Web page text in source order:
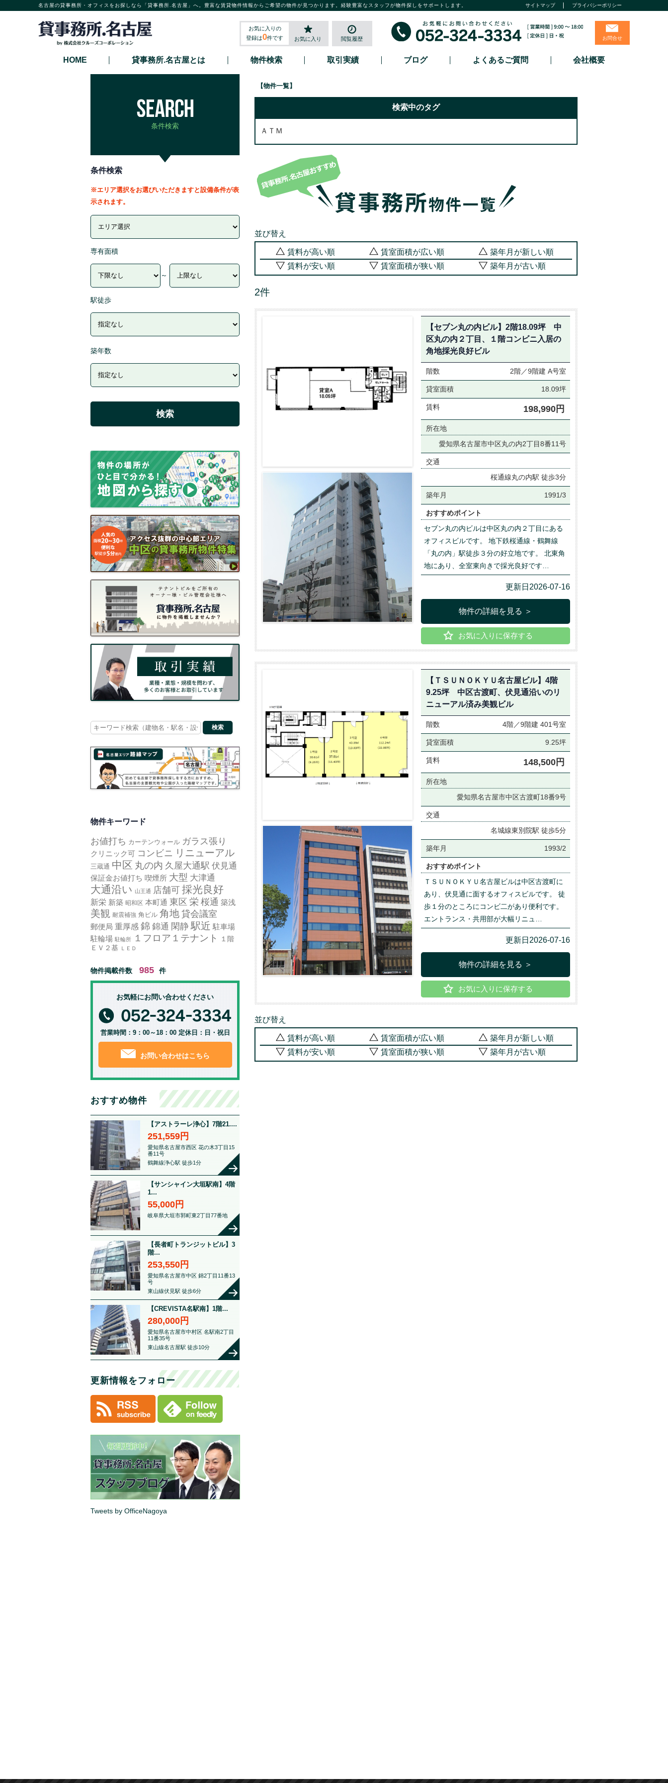
名古屋の貸事務所・オフィスをお探しなら「貸事務所.名古屋」へ。豊富な賃貸物件情報からご希望の物件が見つかります。経験豊富なスタッフが物件探しをサポートします。 サイトマップ プライバシーポリシー
お気に入りの
登録は0件です お気に入り 閲覧履歴 お問合せ
HOME 貸事務所.名古屋とは 物件検索 取引実績 ブログ よくあるご質問 会社概要
【物件一覧】
検索中のタグ
ＡＴＭ
並び替え
賃料が高い順
賃料が安い順
賃室面積が広い順
賃室面積が狭い順
築年月が新しい順
築年月が古い順
2件
【セブン丸の内ビル】2階18.09坪 中
区丸の内２丁目、１階コンビニ入居の
角地採光良好ビル
階数 2階／9階建 A号室
貸室面積 18.09坪
賃料 198,990円
所在地
愛知県名古屋市中区丸の内2丁目8番11号
交通
桜通線丸の内駅 徒歩3分
築年月 1991/3
おすすめポイント
セブン丸の内ビルは中区丸の内２丁目にある
オフィスビルです。 地下鉄桜通線・鶴舞線
「丸の内」駅徒歩３分の好立地です。 北東角
地にあり、全室東向きで採光良好です…
更新日2026-07-16
物件の詳細を見る ＞
お気に入りに保存する
【ＴＳＵＮＯＫＹＵ名古屋ビル】4階
9.25坪 中区古渡町、伏見通沿いのリ
ニューアル済み美観ビル
階数 4階／9階建 401号室
貸室面積 9.25坪
賃料 148,500円
所在地
愛知県名古屋市中区古渡町18番9号
交通
名城線東別院駅 徒歩5分
築年月 1993/2
おすすめポイント
ＴＳＵＮＯＫＹＵ名古屋ビルは中区古渡町に
あり、伏見通に面するオフィスビルです。 徒
歩１分のところにコンビ二があり便利です。
エントランス・共用部が大幅リニュ…
更新日2026-07-16
物件の詳細を見る ＞
お気に入りに保存する
並び替え
賃料が高い順
賃料が安い順
賃室面積が広い順
賃室面積が狭い順
築年月が新しい順
築年月が古い順
条件検索
条件検索
※エリア選択をお選びいただきますと設備条件が表
示されます。
専有面積
～
駅徒歩
築年数
Search
for:
物件キーワード
お値打ち カーテンウォール ガラス張り
クリニック可 コンビニ リニューアル
三蔵通 中区 丸の内 久屋大通駅 伏見通
保証金お値打ち 喫煙所 大型 大津通
大通沿い 山王通 店舗可 採光良好
新栄 新築 昭和区 本町通 東区 栄 桜通 築浅
美観 耐震補強 角ビル 角地 貸会議室
郵便局 重厚感 錦 錦通 閑静 駅近 駐車場
駐輪場 駐輪所 １フロア１テナント
１階
ＥＶ２基
ＬＥＤ
物件掲載件数 985 件
お気軽にお問い合わせください
営業時間：9：00～18：00 定休日：日・祝日
お問い合わせはこちら
おすすめ物件
【アストラーレ浄心】7階21....
251,559円
愛知県名古屋市西区 花の木3丁目15
番11号
鶴舞線浄心駅 徒歩1分
【サンシャイン大垣駅南】4階
1...
55,000円
岐阜県大垣市郭町東2丁目77番地
【長者町トランジットビル】3
階...
253,550円
愛知県名古屋市中区 錦2丁目11番13
号
東山線伏見駅 徒歩6分
【CREVISTA名駅南】1階...
280,000円
愛知県名古屋市中村区 名駅南2丁目
11番35号
東山線名古屋駅 徒歩10分
更新情報をフォロー
Tweets by OfficeNagoya